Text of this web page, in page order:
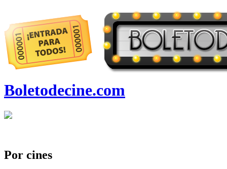
Boletodecine.com
Por cines